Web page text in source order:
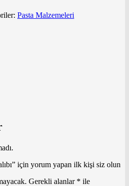
Pasta Malzemeleri
için yorum yapan ilk kişi siz olun
Gerekli alanlar * ile